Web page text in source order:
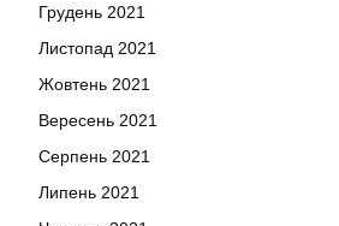
Грудень 2021
Листопад 2021
Жовтень 2021
Вересень 2021
Серпень 2021
Липень 2021